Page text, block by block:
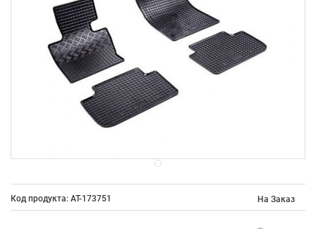
Код продукта: AT-173751 На Заказ